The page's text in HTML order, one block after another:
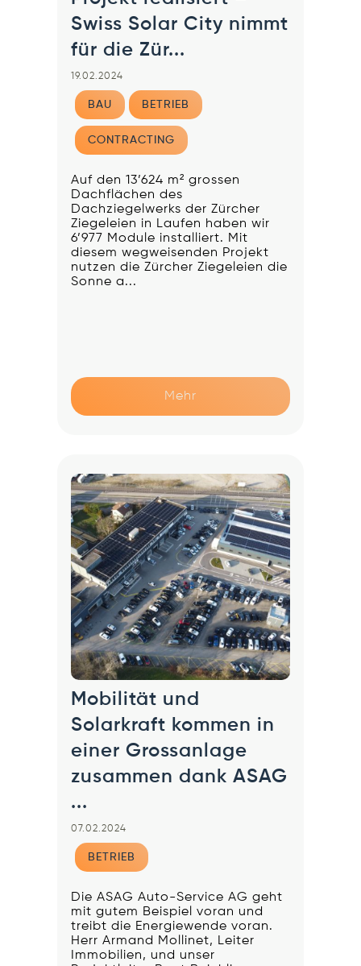
Swiss Solar City nimmt
für die Zür...
19.02.2024
BAU BETRIEB
CONTRACTING
Auf den 13’624 m² grossen
Dachflächen des
Dachziegelwerks der Zürcher
Ziegeleien in Laufen haben wir
6’977 Module installiert. Mit
diesem wegweisenden Projekt
nutzen die Zürcher Ziegeleien die
Sonne a...
Mehr
Mobilität und
Solarkraft kommen in
einer Grossanlage
zusammen dank ASAG
...
07.02.2024
BETRIEB
Die ASAG Auto-Service AG geht
mit gutem Beispiel voran und
treibt die Energiewende voran.
Herr Armand Mollinet, Leiter
Immobilien, und unser